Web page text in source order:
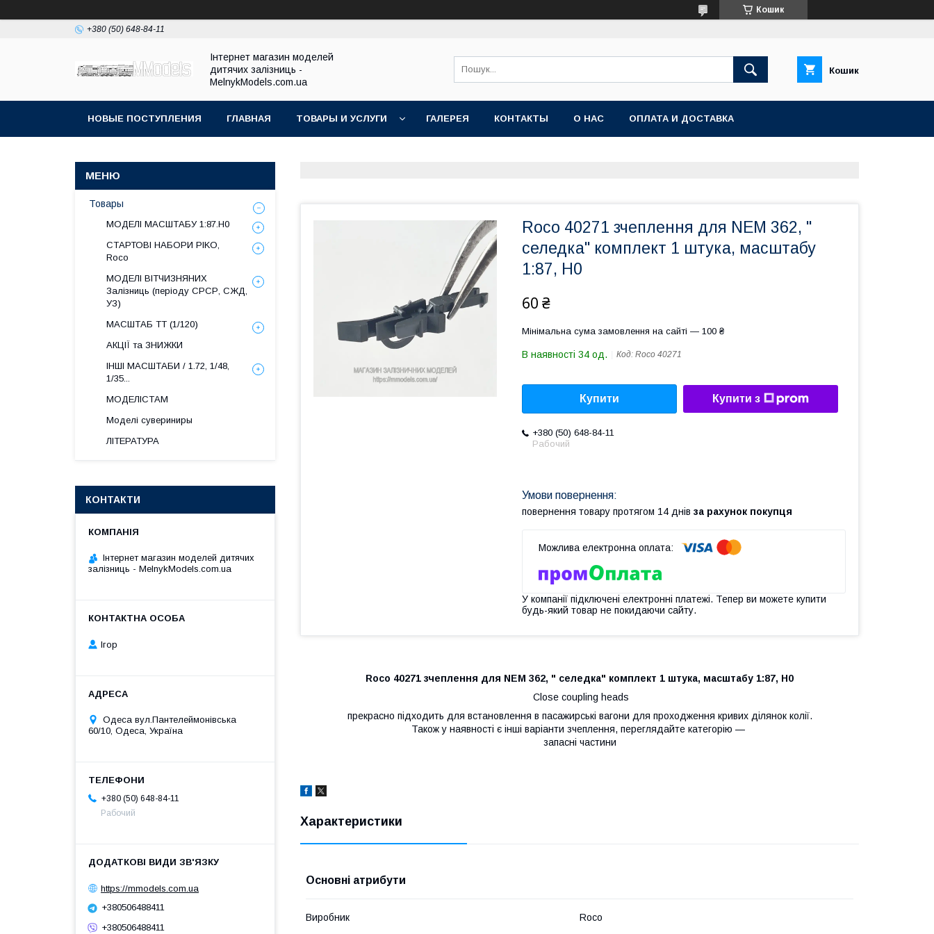
Кошик
+380 (50) 648-84-11
Інтернет магазин моделей
дитячих залізниць -
MelnykModels.com.ua
Кошик
НОВЫЕ ПОСТУПЛЕНИЯ ГЛАВНАЯ ТОВАРЫ И УСЛУГИ ГАЛЕРЕЯ КОНТАКТЫ О НАС ОПЛАТА И ДОСТАВКА
Roco 40271 зчеплення для NEM 362, "
селедка" комплект 1 штука, масштабу
1:87, H0
60 ₴
Мінімальна сума замовлення на сайті — 100 ₴
В наявності 34 од. Код: Roco 40271
Купити Купити з
+380 (50) 648-84-11
Рабочий
повернення товару протягом 14 днів за рахунок покупця
У компанії підключені електронні платежі. Тепер ви можете купити
будь-який товар не покидаючи сайту.
Roco 40271 зчеплення для NEM 362, " селедка" комплект 1 штука, масштабу 1:87, H0
Close coupling heads
прекрасно підходить для встановлення в пасажирські вагони для проходження кривих ділянок колії.
Також у наявності є інші варіанти зчеплення, переглядайте категорію —
запасні частини
Характеристики
Основні атрибути
Виробник Roco
Товары
МОДЕЛІ МАСШТАБУ 1:87.H0
СТАРТОВІ НАБОРИ PIKO,
Roco
МОДЕЛІ ВІТЧИЗНЯНИХ
Залізниць (періоду СРСР, СЖД,
УЗ)
МАСШТАБ ТТ (1/120)
АКЦІЇ та ЗНИЖКИ
ІНШІ МАСШТАБИ / 1.72, 1/48,
1/35...
МОДЕЛІСТАМ
Моделі сувериниры
ЛІТЕРАТУРА
КОНТАКТИ
Інтернет магазин моделей дитячих
залізниць - MelnykModels.com.ua
Ігор
Одеса вул.Пантелеймонівська
60/10, Одеса, Україна
+380 (50) 648-84-11
Рабочий
https://mmodels.com.ua
+380506488411
+380506488411